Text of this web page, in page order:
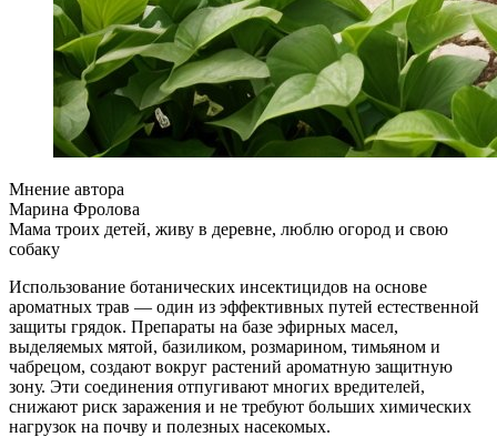
Мнение автора
Марина Фролова
Мама троих детей, живу в деревне, люблю огород и свою
собаку
Использование ботанических инсектицидов на основе
ароматных трав — один из эффективных путей естественной
защиты грядок. Препараты на базе эфирных масел,
выделяемых мятой, базиликом, розмарином, тимьяном и
чабрецом, создают вокруг растений ароматную защитную
зону. Эти соединения отпугивают многих вредителей,
снижают риск заражения и не требуют больших химических
нагрузок на почву и полезных насекомых.